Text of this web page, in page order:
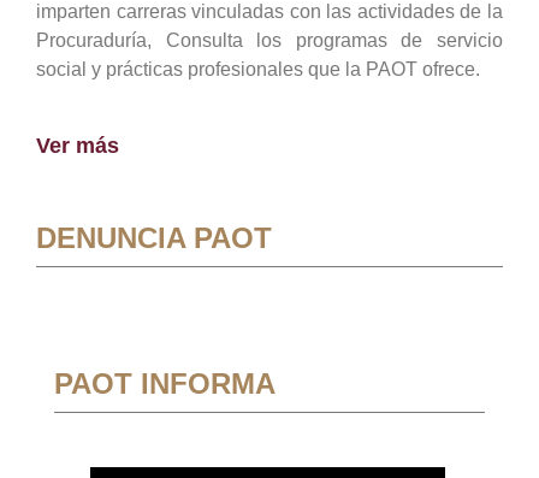
imparten carreras vinculadas con las actividades de la
Procuraduría, Consulta los programas de servicio
social y prácticas profesionales que la PAOT ofrece.
Ver más
DENUNCIA PAOT
PAOT INFORMA